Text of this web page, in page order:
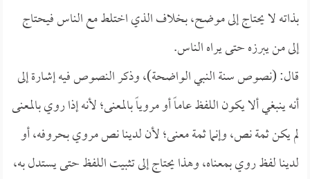
بذاته لا يحتاج إلى موضح، بخلاف الذي اختلط مع الناس فيحتاج
إلى من يبرزه حتى يراه الناس.
قال: (نصوص سنة النبي الواضحة)، وذكر النصوص فيه إشارة إلى
أنه ينبغي ألا يكون اللفظ عاماً أو مروياً بالمعنى؛ لأنه إذا روي بالمعنى
لم يكن ثمة نص، وإنما ثمة معنى؛ لأن لدينا نص مروي بحروفه، أو
لدينا لفظ روي بمعناه، وهذا يحتاج إلى تثبيت اللفظ حتى يستدل به،